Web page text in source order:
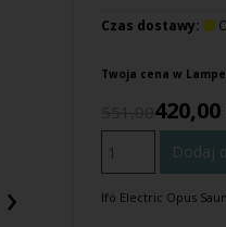
›
Czas dostawy:
Twoja cena w
420,00
Ifö Electric Opus